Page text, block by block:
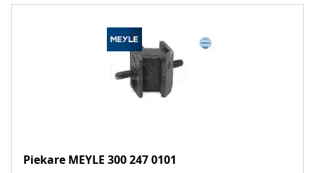
Piekare MEYLE 300 247 0101